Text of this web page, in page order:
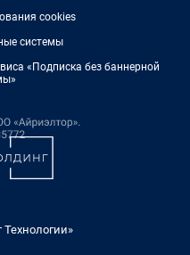
cookies
системы
«Подписка без баннерной